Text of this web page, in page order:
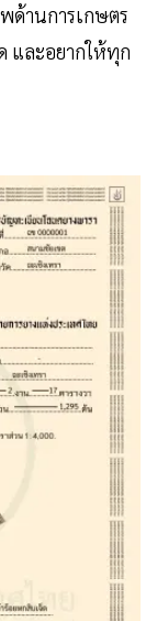
ด้านการเกษตร
และอยากให้ทุก